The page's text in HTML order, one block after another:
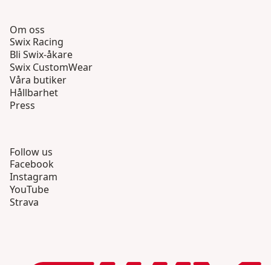
Om oss
Swix Racing
Bli Swix-åkare
Swix CustomWear
Våra butiker
Hållbarhet
Press
Follow us
Facebook
Instagram
YouTube
Strava